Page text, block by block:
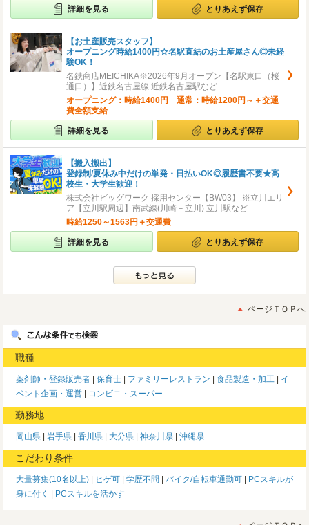
詳細を見る とりあえず保存
【お土産販売スタッフ】
オープニング時給1400円☆名駅直結のお土産屋さん◎未経
験OK！
名鉄商店MEICHIKA※2026年9月オープン【名駅東口（桜
通口）】近鉄名古屋線 近鉄名古屋駅など
オープニング：時給1400円 通常：時給1200円～＋交通
費全額支給
詳細を見る とりあえず保存
【搬入搬出】
登録制/夏休み中だけの単発・日払いOK◎履歴書不要★高
校生・大学生歓迎！
株式会社ビッグワーク 採用センター【BW03】 ※立川エリ
ア【立川駅周辺】南武線(川崎－立川) 立川駅など
時給1250～1563円＋交通費
詳細を見る とりあえず保存
ページＴＯＰへ
職種
薬剤師・登録販売者 保育士 ファミリーレストラン 食品製造・加工
イ
ベント企画・運営
コンビニ・スーパー
勤務地
岡山県 岩手県 香川県 大分県 神奈川県 沖縄県
こだわり条件
大量募集(10名以上) ヒゲ可 学歴不問 バイク/自転車通勤可
PCスキルが
身に付く
PCスキルを活かす